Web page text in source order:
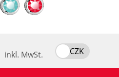
inkl. MwSt. CZK